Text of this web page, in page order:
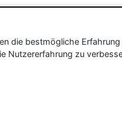
die bestmögliche
Nutzererfahrung zu